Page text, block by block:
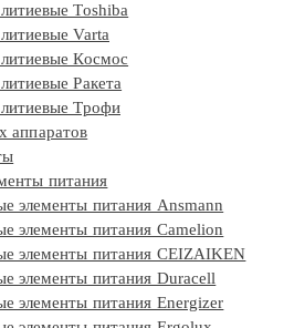
Toshiba
Varta
Космос
Ракета
Трофи
аппаратов
питания
элементы питания Ansmann
элементы питания Camelion
элементы питания CEIZAIKEN
элементы питания Duracell
элементы питания Energizer